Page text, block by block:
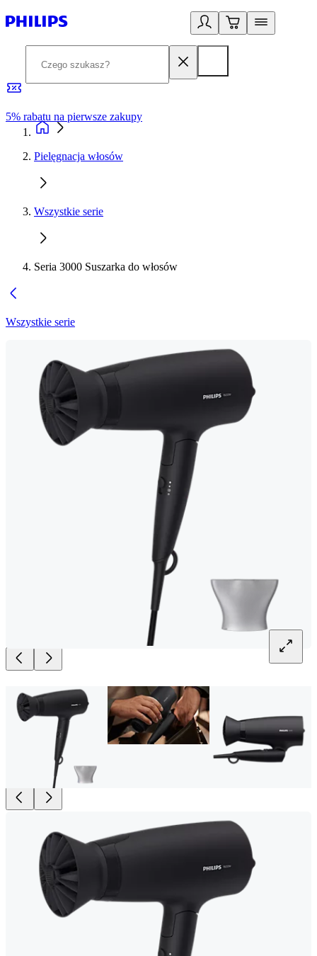
5% rabatu na pierwsze zakupy
Pielęgnacja włosów
Wszystkie serie
Seria 3000 Suszarka do włosów
Wszystkie serie